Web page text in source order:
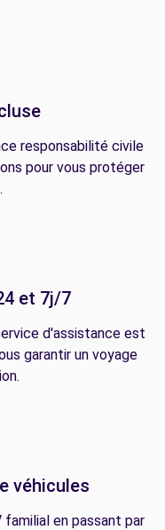
responsabilité civile
pour vous protéger
et 7j/7
d'assistance est
garantir un voyage
véhicules
familial en passant par